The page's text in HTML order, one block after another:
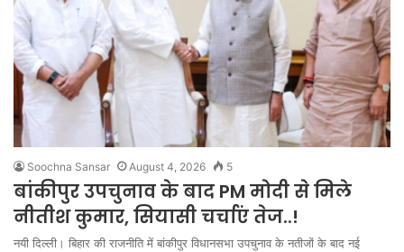
Soochna Sansar August 4, 2026 5
बांकीपुर उपचुनाव के बाद PM मोदी से मिले
नीतीश कुमार, सियासी चर्चाएं तेज..!
नयी दिल्ली। बिहार की राजनीति में बांकीपुर विधानसभा उपचुनाव के नतीजों के बाद नई